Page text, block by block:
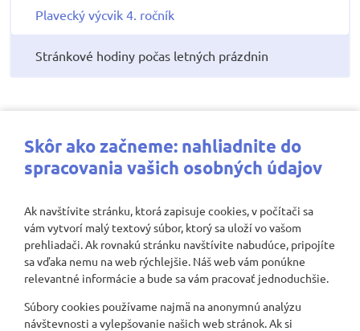
Plavecký výcvik 4. ročník
Stránkové hodiny počas letných prázdnin
Najbližšie aktivity
Nenašli sa žiadne záznamy
Zobraziť viac
Skôr ako začneme: nahliadnite do
spracovania vašich osobných údajov
Ak navštívite stránku, ktorá zapisuje cookies, v počítači sa
vám vytvorí malý textový súbor, ktorý sa uloží vo vašom
prehliadači. Ak rovnakú stránku navštívite nabudúce, pripojíte
sa vďaka nemu na web rýchlejšie. Náš web vám ponúkne
relevantné informácie a bude sa vám pracovať jednoduchšie.
Súbory cookies používame najmä na anonymnú analýzu
návštevnosti a vylepšovanie našich web stránok. Ak si